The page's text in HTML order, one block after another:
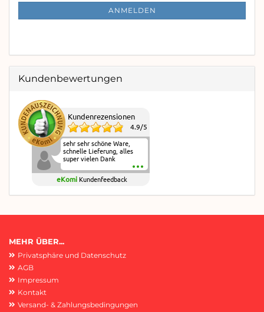
ANMELDEN
Kundenbewertungen
Kundenrezensionen
4.9/5
sehr sehr schöne Ware,
schnelle Lieferung, alles
super vielen Dank
eKomi Kundenfeedback
MEHR ÜBER...
Privatsphäre und Datenschutz
AGB
Impressum
Kontakt
Versand- & Zahlungsbedingungen